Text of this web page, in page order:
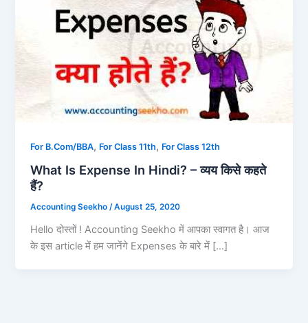
For B.Com/BBA, For Class 11th, For Class 12th
What Is Expense In Hindi? – व्यय किसे कहते
हैं?
Accounting Seekho/August 25, 2020
Hello दोस्तों ! Accounting Seekho में आपका स्वागत है। आज
के इस article में हम जानेंगे Expenses के बारे में […]